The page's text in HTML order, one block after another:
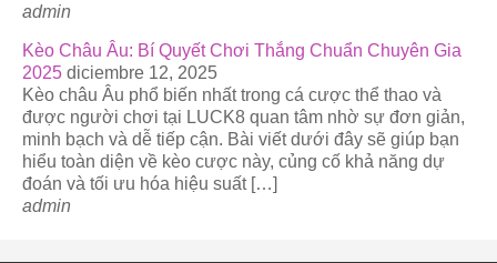
admin
Kèo Châu Âu: Bí Quyết Chơi Thắng Chuẩn Chuyên Gia
2025 diciembre 12, 2025
Kèo châu Âu phổ biến nhất trong cá cược thể thao và
được người chơi tại LUCK8 quan tâm nhờ sự đơn giản,
minh bạch và dễ tiếp cận. Bài viết dưới đây sẽ giúp bạn
hiểu toàn diện về kèo cược này, củng cố khả năng dự
đoán và tối ưu hóa hiệu suất […]
admin